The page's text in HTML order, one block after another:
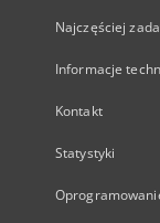
Najczęściej
Informacje
Kontakt
Statystyki